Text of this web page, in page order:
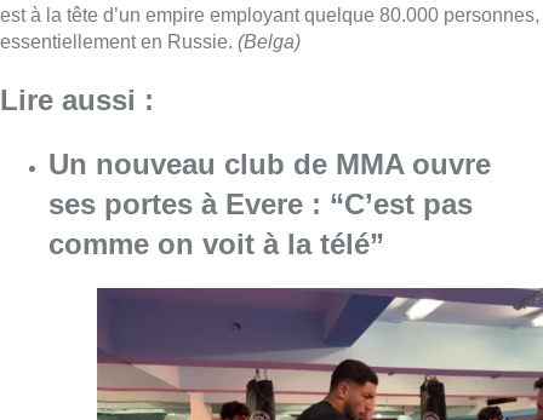
est à la tête d’un empire employant quelque 80.000 personnes,
essentiellement en Russie. (Belga)
Lire aussi :
Un nouveau club de MMA ouvre
ses portes à Evere : “C’est pas
comme on voit à la télé”